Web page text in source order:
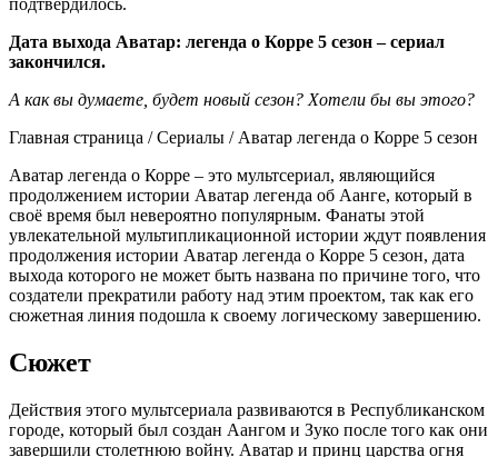
Дата выхода Аватар: легенда о Корре 5 сезон – сериал
закончился.
А как вы думаете, будет новый сезон? Хотели бы вы этого?
Главная страница / Сериалы / Аватар легенда о Корре 5 сезон
Аватар легенда о Корре – это мультсериал, являющийся
продолжением истории Аватар легенда об Аанге, который в
своё время был невероятно популярным. Фанаты этой
увлекательной мультипликационной истории ждут появления
продолжения истории Аватар легенда о Корре 5 сезон, дата
выхода которого не может быть названа по причине того, что
создатели прекратили работу над этим проектом, так как его
сюжетная линия подошла к своему логическому завершению.
Сюжет
Действия этого мультсериала развиваются в Республиканском
городе, который был создан Аангом и Зуко после того как они
завершили столетнюю войну. Аватар и принц царства огня